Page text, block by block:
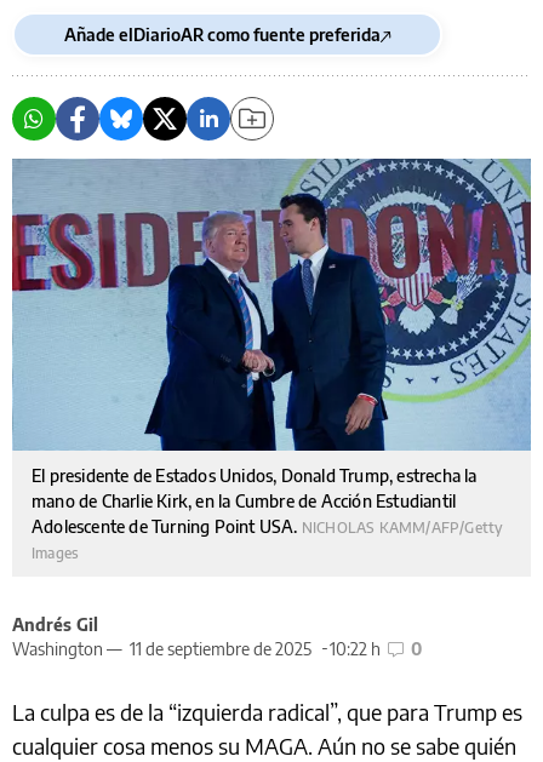
Añade elDiarioAR como fuente preferida
El presidente de Estados Unidos, Donald Trump, estrecha la
mano de Charlie Kirk, en la Cumbre de Acción Estudiantil
Adolescente de Turning Point USA. NICHOLAS KAMM/AFP/Getty
Images
Andrés Gil
Washington — 11 de septiembre de 2025 10:22 h 0
La culpa es de la “izquierda radical”, que para Trump es
cualquier cosa menos su MAGA. Aún no se sabe quién